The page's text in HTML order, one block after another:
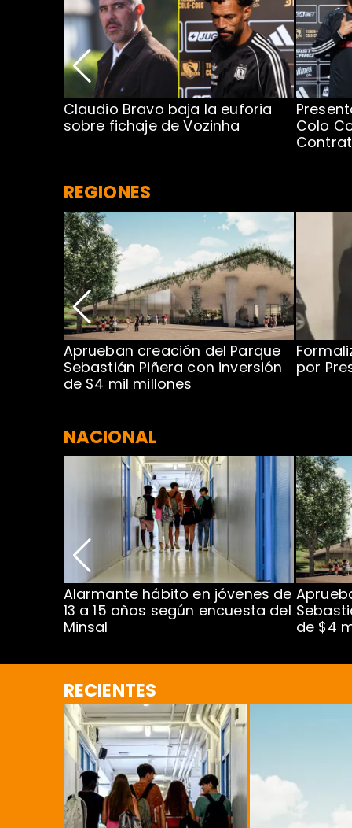
Claudio Bravo baja la euforia
sobre fichaje de Vozinha
Colo
REGIONES
Aprueban creación del Parque
Sebastián Piñera con inversión
de $4 mil millones
por
NACIONAL
Alarmante hábito en jóvenes de
13 a 15 años según encuesta del
Minsal
de $4
RECIENTES